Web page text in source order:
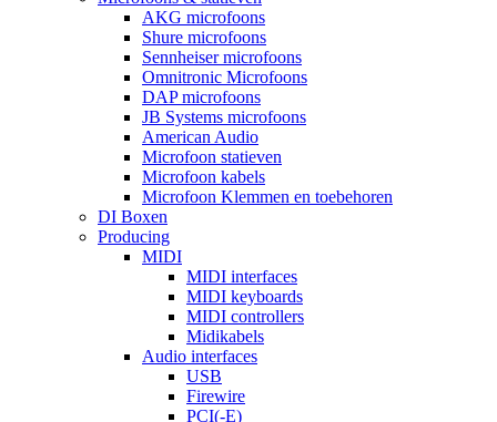
AKG microfoons
Shure microfoons
Sennheiser microfoons
Omnitronic Microfoons
DAP microfoons
JB Systems microfoons
American Audio
Microfoon statieven
Microfoon kabels
Microfoon Klemmen en toebehoren
DI Boxen
Producing
MIDI
MIDI interfaces
MIDI keyboards
MIDI controllers
Midikabels
Audio interfaces
USB
Firewire
PCI(-E)